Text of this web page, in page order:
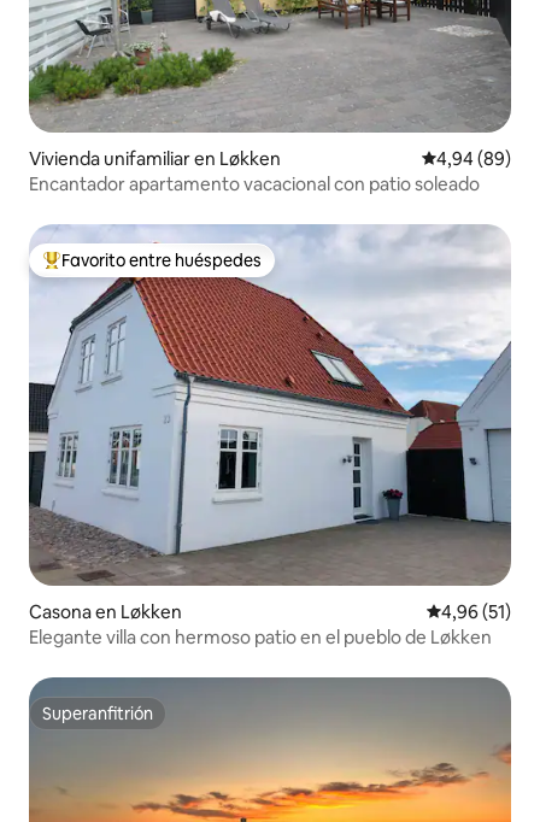
Vivienda unifamiliar en Løkken Calificación
4,94 (89)
Encantador apartamento vacacional con patio soleado
Favorito entre los huéspedes más destacados
Favorito entre huéspedes
Casona en Løkken Calificación
4,96 (51)
Elegante villa con hermoso patio en el pueblo de Løkken
Superanfitrión
Superanfitrión